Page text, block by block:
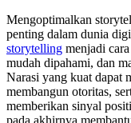
Mengoptimalkan
penting dalam dunia
storytelling menjadi
mudah dipahami, dan
Narasi yang kuat dapat
membangun otoritas,
memberikan sinyal
pada akhirnya